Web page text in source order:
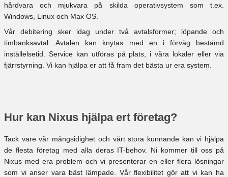
hårdvara och mjukvara på skilda operativsystem som t.ex.
Windows, Linux och Max OS.
Vår debitering sker idag under två avtalsformer; löpande och
timbanksavtal. Avtalen kan knytas med en i förväg bestämd
inställelsetid. Service kan utföras på plats, i våra lokaler eller via
fjärrstyrning. Vi kan hjälpa er att få fram det bästa ur era system.
Hur kan Nixus hjälpa ert företag?
Tack vare vår mångsidighet och vårt stora kunnande kan vi hjälpa
de flesta företag med alla deras IT-behov. Ni kommer till oss på
Nixus med era problem och vi presenterar en eller flera lösningar
som vi anser vara bäst lämpade. Vår flexibilitet gör att vi kan ha